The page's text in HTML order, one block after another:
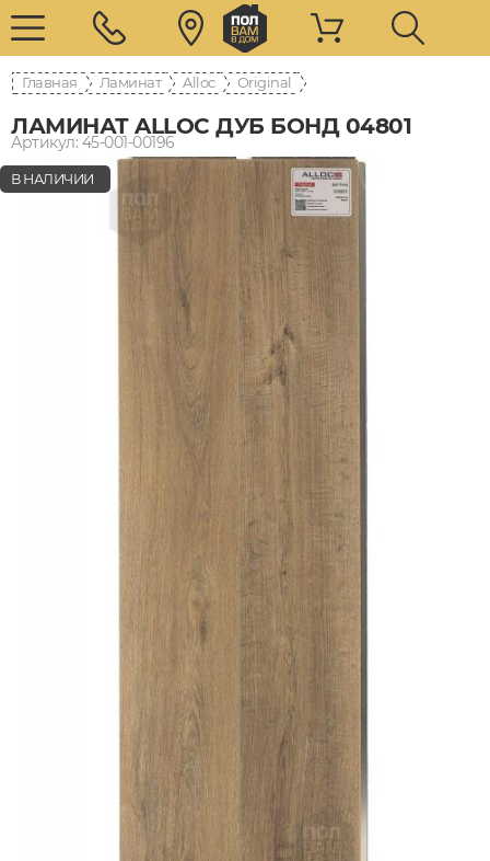
Главная Ламинат Alloc Original
ЛАМИНАТ ALLOC ДУБ БОНД 04801
Артикул: 45-001-00196
В НАЛИЧИИ